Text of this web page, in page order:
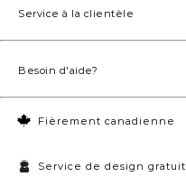
Fièrement canadienne
Service de design gratuit
Service à la clientèle
Besoin d'aide?